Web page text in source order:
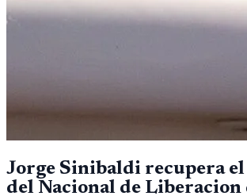
Jorge Sinibaldi recupera
del Nacional de Liberacion